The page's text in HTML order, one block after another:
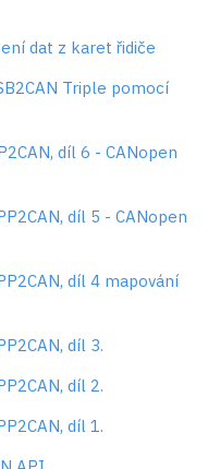
dat z karet řidiče
Triple pomocí
díl 6 - CANopen
díl 5 - CANopen
díl 4 mapování
díl 3.
díl 2.
díl 1.